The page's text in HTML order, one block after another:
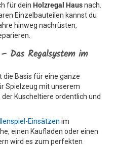
für dein Holzregal Hausnach.
Einzelbauteilen kannst du
hinweg nachrüsten,
Das Regalsystem im
die Basis für eine ganze
Spielzeug mit unserem
der Kuscheltiere ordentlich und
Einsätzen im
einen Kaufladen oder einen
wird es zum perfekten